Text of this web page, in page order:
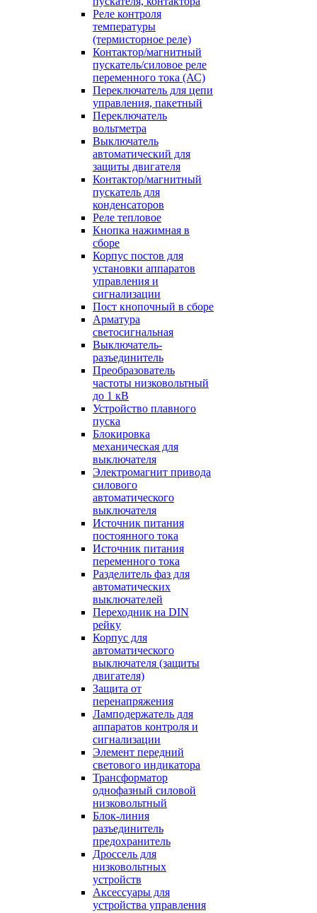
Реле контроля
температуры
(термисторное реле)
Контактор/магнитный
пускатель/силовое реле
переменного тока (АС)
Переключатель для цепи
управления, пакетный
Переключатель
вольтметра
Выключатель
автоматический для
защиты двигателя
Контактор/магнитный
пускатель для
конденсаторов
Реле тепловое
Кнопка нажимная в
сборе
Корпус постов для
установки аппаратов
управления и
сигнализации
Пост кнопочный в сборе
Арматура
светосигнальная
Выключатель-
разъединитель
Преобразователь
частоты низковольтный
до 1 кВ
Устройство плавного
пуска
Блокировка
механическая для
выключателя
Электромагнит привода
силового
автоматического
выключателя
Источник питания
постоянного тока
Источник питания
переменного тока
Разделитель фаз для
автоматических
выключателей
Переходник на DIN
рейку
Корпус для
автоматического
выключателя (защиты
двигателя)
Защита от
перенапряжения
Ламподержатель для
аппаратов контроля и
сигнализации
Элемент передний
светового индикатора
Трансформатор
однофазный силовой
низковольтный
Блок-линия
разъединитель
предохранитель
Дроссель для
низковольтных
устройств
Аксессуары для
устройства управления